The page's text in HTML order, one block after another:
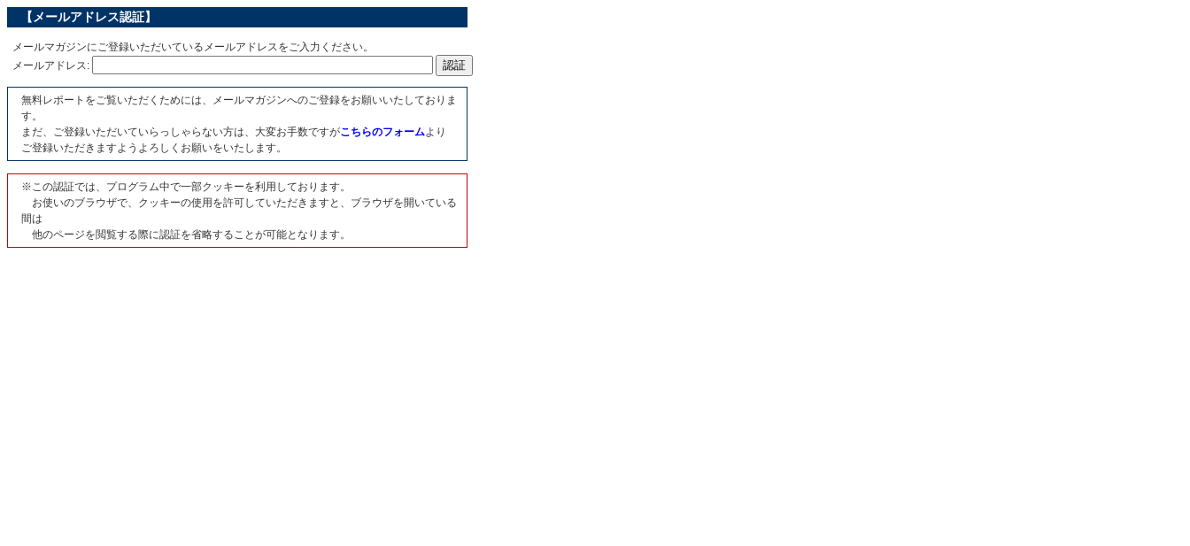
【メールアドレス認証】
メールマガジンにご登録いただいているメールアドレスをご入力ください。
メールアドレス:
無料レポートをご覧いただくためには、メールマガジンへのご登録をお願いいたしておりま
す。
まだ、ご登録いただいていらっしゃらない方は、大変お手数ですがこちらのフォームより
ご登録いただきますようよろしくお願いをいたします。
※この認証では、プログラム中で一部クッキーを利用しております。
お使いのブラウザで、クッキーの使用を許可していただきますと、ブラウザを開いている
間は
他のページを閲覧する際に認証を省略することが可能となります。